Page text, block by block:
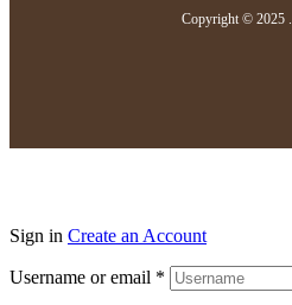
Copyright © 2025 .
Sign in Create an Account
Username or email *